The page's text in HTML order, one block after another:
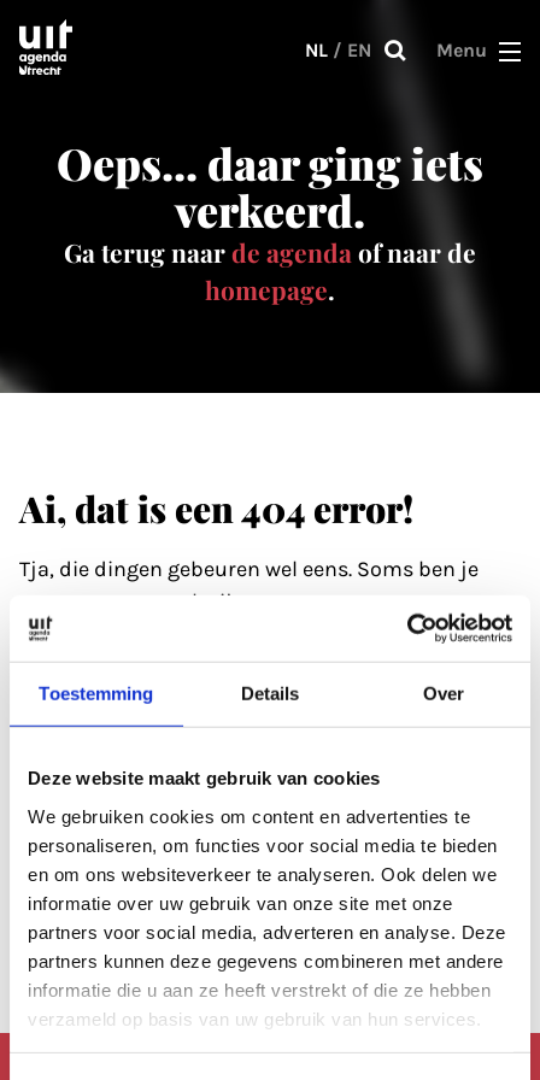
Toestemming Details Over
Deze website maakt gebruik van cookies
We gebruiken cookies om content en advertenties te
personaliseren, om functies voor social media te bieden
en om ons websiteverkeer te analyseren. Ook delen we
informatie over uw gebruik van onze site met onze
partners voor social media, adverteren en analyse. Deze
partners kunnen deze gegevens combineren met andere
informatie die u aan ze heeft verstrekt of die ze hebben
verzameld op basis van uw gebruik van hun services.
Skip to main content
NL / EN Menu
Oeps... daar ging iets
verkeerd.
Ga terug naarde agenda of naar de
homepage.
Ai, dat is een 404 error!
Tja, die dingen gebeuren wel eens. Soms ben je
gewoon even wat kwijt.
even een 'hickup'.
Anders kan je altijd even de zoekfunctie proberen?
Ofbekijk de agenda , die is altijd wel goed gevuld.
Of lees een artikel uitons archief.
Anders kan je altijd terug naar dehomepage.